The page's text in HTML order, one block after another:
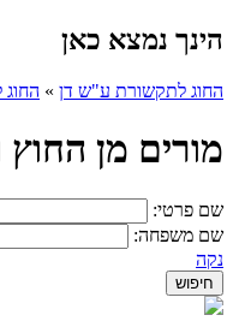
הינך נמצא כאן
החוג לתקשורת ע"ש דן »
מורים מן
שם פרטי:
שם משפחה:
נקה